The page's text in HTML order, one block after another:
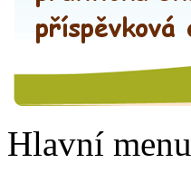
Hlavní menu